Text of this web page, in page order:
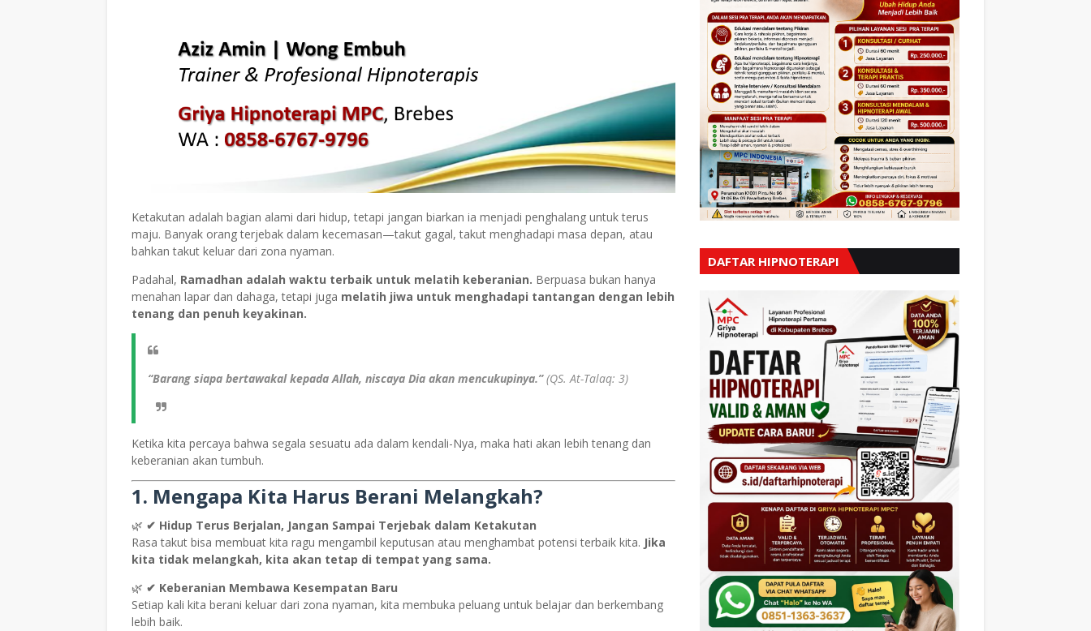
Ketakutan adalah bagian alami dari hidup, tetapi jangan biarkan ia menjadi penghalang untuk terus
maju. Banyak orang terjebak dalam kecemasan—takut gagal, takut menghadapi masa depan, atau
bahkan takut keluar dari zona nyaman.
Padahal, Ramadhan adalah waktu terbaik untuk melatih keberanian. Berpuasa bukan hanya
menahan lapar dan dahaga, tetapi juga melatih jiwa untuk menghadapi tantangan dengan lebih
tenang dan penuh keyakinan.
“Barang siapa bertawakal kepada Allah, niscaya Dia akan mencukupinya.”(QS. At-Talaq: 3)
Ketika kita percaya bahwa segala sesuatu ada dalam kendali-Nya, maka hati akan lebih tenang dan
keberanian akan tumbuh.
1. Mengapa Kita Harus Berani Melangkah?
🌿 ✔ Hidup Terus Berjalan, Jangan Sampai Terjebak dalam Ketakutan
Rasa takut bisa membuat kita ragu mengambil keputusan atau menghambat potensi terbaik kita. Jika
kita tidak melangkah, kita akan tetap di tempat yang sama.
🌿 ✔ Keberanian Membawa Kesempatan Baru
Setiap kali kita berani keluar dari zona nyaman, kita membuka peluang untuk belajar dan berkembang
lebih baik.
DAFTAR HIPNOTERAPI